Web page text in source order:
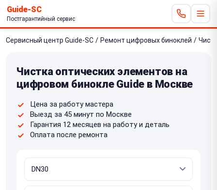
Guide-SC
Постгарантийный сервис
Сервисный центр Guide-SC / Ремонт цифровых биноклей /
Чистка оптических элементов на
цифровом бинокле Guide в Москве
Цена за работу мастера
Выезд за 45 минут по Москве
Гарантия 12 месяцев на работу и деталь
Оплата после ремонта